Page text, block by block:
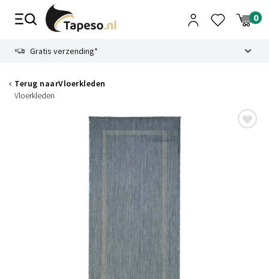
Gratis verzending*
Terug naarVloerkleden
Vloerkleden